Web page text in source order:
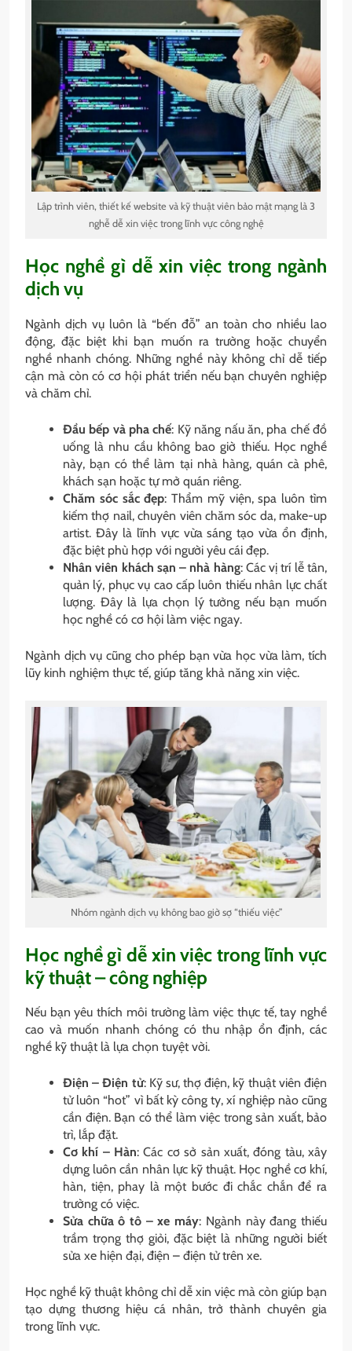
Lập trình viên, thiết kế website và kỹ thuật viên bảo mật mạng là 3
nghễ dễ xin việc trong lĩnh vực công nghệ
Học nghề gì dễ xin việc trong ngành
dịch vụ
Ngành dịch vụ luôn là “bến đỗ” an toàn cho nhiều lao
động, đặc biệt khi bạn muốn ra trường hoặc chuyển
nghề nhanh chóng. Những nghề này không chỉ dễ tiếp
cận mà còn có cơ hội phát triển nếu bạn chuyên nghiệp
và chăm chỉ.
Đầu bếp và pha chế: Kỹ năng nấu ăn, pha chế đồ
uống là nhu cầu không bao giờ thiếu. Học nghề
này, bạn có thể làm tại nhà hàng, quán cà phê,
khách sạn hoặc tự mở quán riêng.
Chăm sóc sắc đẹp: Thẩm mỹ viện, spa luôn tìm
kiếm thợ nail, chuyên viên chăm sóc da, make-up
artist. Đây là lĩnh vực vừa sáng tạo vừa ổn định,
đặc biệt phù hợp với người yêu cái đẹp.
Nhân viên khách sạn – nhà hàng: Các vị trí lễ tân,
quản lý, phục vụ cao cấp luôn thiếu nhân lực chất
lượng. Đây là lựa chọn lý tưởng nếu bạn muốn
học nghề có cơ hội làm việc ngay.
Ngành dịch vụ cũng cho phép bạn vừa học vừa làm, tích
lũy kinh nghiệm thực tế, giúp tăng khả năng xin việc.
Nhóm ngành dịch vụ không bao giờ sợ “thiếu việc”
Học nghề gì dễ xin việc trong lĩnh vực
kỹ thuật – công nghiệp
Nếu bạn yêu thích môi trường làm việc thực tế, tay nghề
cao và muốn nhanh chóng có thu nhập ổn định, các
nghề kỹ thuật là lựa chọn tuyệt vời.
Điện – Điện tử: Kỹ sư, thợ điện, kỹ thuật viên điện
tử luôn “hot” vì bất kỳ công ty, xí nghiệp nào cũng
cần điện. Bạn có thể làm việc trong sản xuất, bảo
trì, lắp đặt.
Cơ khí – Hàn: Các cơ sở sản xuất, đóng tàu, xây
dựng luôn cần nhân lực kỹ thuật. Học nghề cơ khí,
hàn, tiện, phay là một bước đi chắc chắn để ra
trường có việc.
Sửa chữa ô tô – xe máy: Ngành này đang thiếu
trầm trọng thợ giỏi, đặc biệt là những người biết
sửa xe hiện đại, điện – điện tử trên xe.
Học nghề kỹ thuật không chỉ dễ xin việc mà còn giúp bạn
tạo dựng thương hiệu cá nhân, trở thành chuyên gia
trong lĩnh vực.